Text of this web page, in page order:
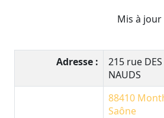
Mis à jour
Adresse :
215 rue
NAUDS
88410
Saône